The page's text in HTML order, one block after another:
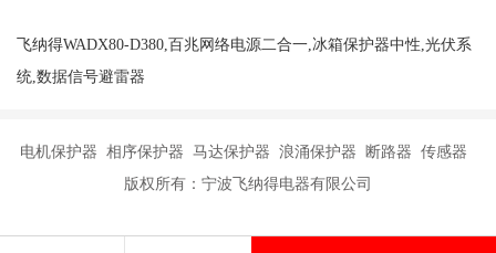
飞纳得WADX80-D380,百兆网络电源二合一,冰箱保护器中性,光伏系
统,数据信号避雷器
电机保护器 相序保护器 马达保护器 浪涌保护器 断路器 传感器
版权所有：宁波飞纳得电器有限公司